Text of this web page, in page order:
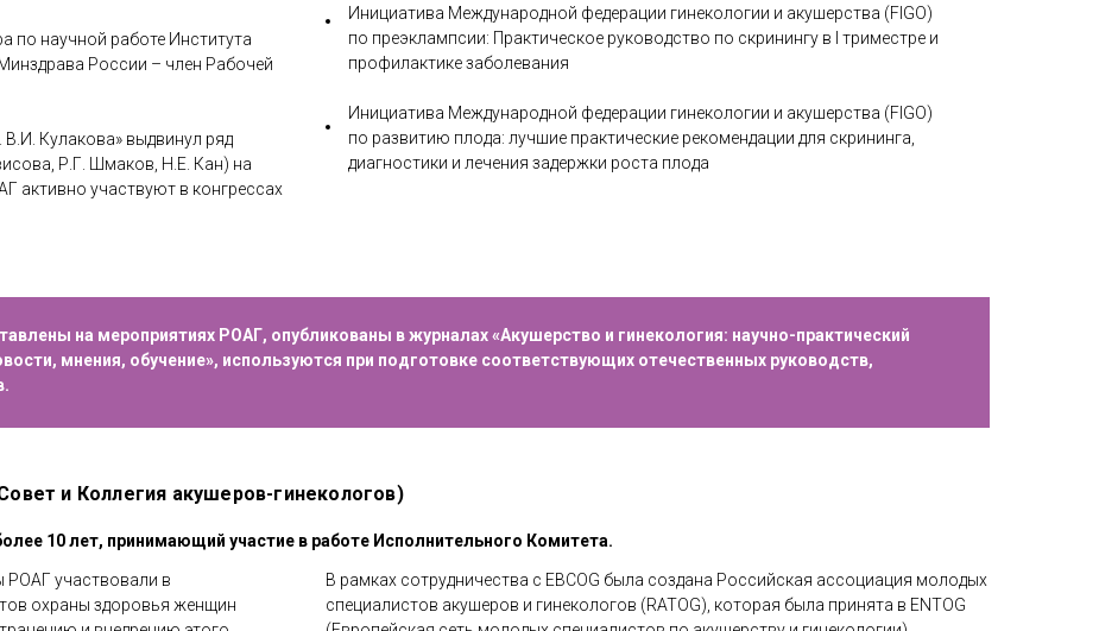
по научной работе Института
России – член Рабочей
Кулакова» выдвинул ряд
Р.Г. Шмаков, Н.Е. Кан) на
активно участвуют в конгрессах
Инициатива Международной федерации гинекологии и акушерства (FIGO)
по преэклампсии: Практическое руководство по скринингу в I триместре и
профилактике заболевания
Инициатива Международной федерации гинекологии и акушерства (FIGO)
по развитию плода: лучшие практические рекомендации для скрининга,
диагностики и лечения задержки роста плода
на мероприятиях РОАГ, опубликованы в журналах «Акушерство и гинекология: научно-практический
мнения, обучение», используются при подготовке соответствующих отечественных руководств,
и Коллегия акушеров-гинекологов)
РОАГ участвовали в
охраны здоровья женщин
В рамках сотрудничества с EBCOG была создана Российская ассоциация молодых
специалистов акушеров и гинекологов (RATOG), которая была принята в ENTOG
10 лет, принимающий участие в работе Исполнительного Комитета.